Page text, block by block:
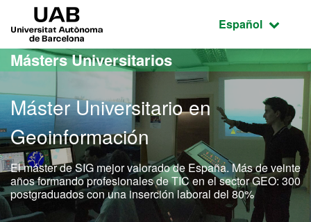
Acceso al contenido principal
Acceso a la navegación de la página
Idioma
Español
Másters Universitarios
Máster Universitario en
Geoinformación
El máster de SIG mejor valorado de España. Más de veinte
años formando profesionales de TIC en el sector GEO: 300
postgraduados con una inserción laboral del 80%